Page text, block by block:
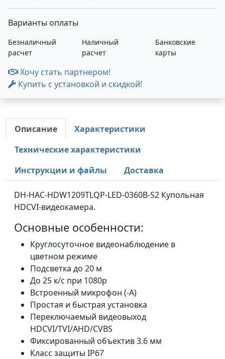
Варианты оплаты
Безналичный
расчет
Наличный
расчет
Банковские
карты
Хочу стать партнером!
Купить с установкой и скидкой!
Описание
Характеристики
Технические характеристики
Инструкции и файлы
Доставка
DH-HAC-HDW1209TLQP-LED-0360B-S2 Купольная
HDCVI-видеокамера.
Основные особенности:
Круглосуточное видеонаблюдение в
цветном режиме
Подсветка до 20 м
До 25 к/с при 1080p
Встроенный микрофон (-A)
Простая и быстрая установка
Переключаемый видеовыход
HDCVI/TVI/AHD/CVBS
Фиксированный объектив 3.6 мм
Класс защиты IP67